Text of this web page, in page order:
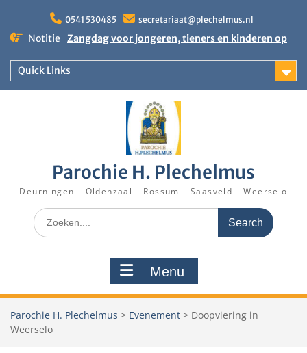
content
0541 530485 secretariaat@plechelmus.nl
Notitie
Zangdag voor jongeren, tieners en kinderen op
Denekamp
Uitnodiging installatie Pastoor Karel Donders
Quick Links
Parochie H. Plechelmus
Deurningen – Oldenzaal – Rossum – Saasveld – Weerselo
Search
for:
Menu
Parochie H. Plechelmus > Evenement > Doopviering in
Weerselo